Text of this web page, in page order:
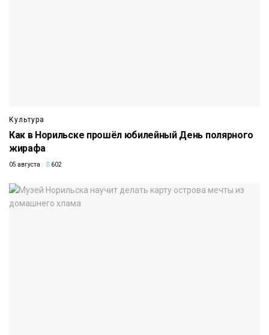
Культура
Как в Норильске прошёл юбилейный День полярного
жирафа
05 августа 602